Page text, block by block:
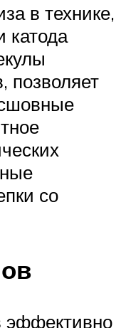
в технике,
катода
позволяет
со
эффективно